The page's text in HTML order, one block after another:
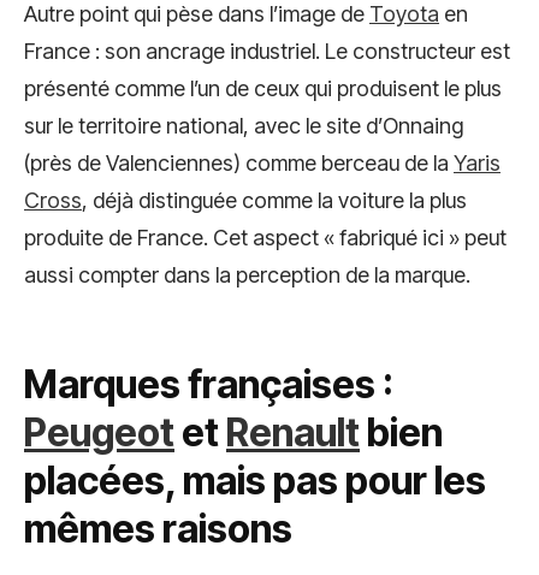
Autre point qui pèse dans l’image de Toyota en
France : son ancrage industriel. Le constructeur est
présenté comme l’un de ceux qui produisent le plus
sur le territoire national, avec le site d’Onnaing
(près de Valenciennes) comme berceau de la Yaris
Cross, déjà distinguée comme la voiture la plus
produite de France. Cet aspect « fabriqué ici » peut
aussi compter dans la perception de la marque.
Marques françaises :
PeugeotetRenaultbien
placées, mais pas pour les
mêmes raisons